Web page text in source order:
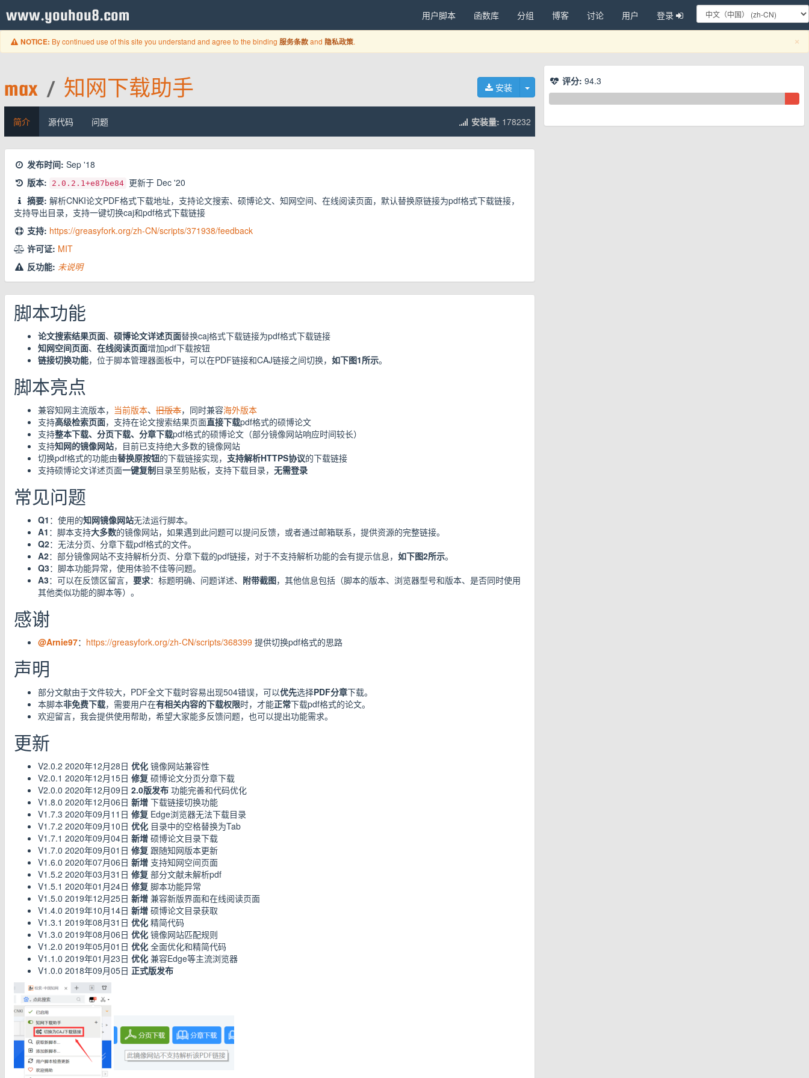
www.youhou8.com 用户脚本 函数库 分组 博客 讨论 用户 登录
×
NOTICE: By continued use of this site you understand and agree to the binding 服务条款and 隐私政策.
安装 切换下拉菜单
max / 知网下载助手
简介 源代码 问题 安装量: 178232
发布时间: Sep '18
版本:
2.0.2.1+e87be84 更新于 Dec '20
摘要: 解析CNKI论文PDF格式下载地址，支持论文搜索、硕博论文、知网空间、在线阅读页面，默认替换原链接为pdf格式下载链接，
支持导出目录，支持一键切换caj和pdf格式下载链接
支持: https://greasyfork.org/zh-CN/scripts/371938/feedback
许可证: MIT
反功能: 未说明
脚本功能
论文搜索结果页面、 硕博论文详述页面替换caj格式下载链接为pdf格式下载链接
知网空间页面、 在线阅读页面增加pdf下载按钮
链接切换功能，位于脚本管理器面板中，可以在PDF链接和CAJ链接之间切换， 如下图1所示。
脚本亮点
兼容知网主流版本， 当前版本、 旧版本，同时兼容海外版本
支持高级检索页面，支持在论文搜索结果页面直接下载pdf格式的硕博论文
支持整本下载、分页下载、分章下载pdf格式的硕博论文（部分镜像网站响应时间较长）
支持知网的镜像网站，目前已支持绝大多数的镜像网站
切换pdf格式的功能由替换原按钮的下载链接实现， 支持解析HTTPS协议的下载链接
支持硕博论文详述页面一键复制目录至剪贴板，支持下载目录， 无需登录
常见问题
Q1 ：使用的知网镜像网站无法运行脚本。
A1 ：脚本支持大多数的镜像网站，如果遇到此问题可以提问反馈，或者通过邮箱联系，提供资源的完整链接。
Q2：无法分页、分章下载pdf格式的文件。
A2：部分镜像网站不支持解析分页、分章下载的pdf链接，对于不支持解析功能的会有提示信息， 如下图2所示。
Q3：脚本功能异常，使用体验不佳等问题。
A3：可以在反馈区留言， 要求：标题明确、问题详述、 附带截图，其他信息包括（脚本的版本、浏览器型号和版本、是否同时使用
其他类似功能的脚本等）。
感谢
@Arnie97： https://greasyfork.org/zh-CN/scripts/368399 提供切换pdf格式的思路
声明
部分文献由于文件较大，PDF全文下载时容易出现504错误，可以优先选择PDF分章下载。
本脚本非免费下载，需要用户在有相关内容的下载权限时，才能正常下载pdf格式的论文。
欢迎留言，我会提供使用帮助，希望大家能多反馈问题，也可以提出功能需求。
更新
V2.0.2 2020年12月28日 优化 镜像网站兼容性
V2.0.1 2020年12月15日 修复 硕博论文分页分章下载
V2.0.0 2020年12月09日 2.0版发布 功能完善和代码优化
V1.8.0 2020年12月06日 新增 下载链接切换功能
V1.7.3 2020年09月11日 修复 Edge浏览器无法下载目录
V1.7.2 2020年09月10日 优化 目录中的空格替换为Tab
V1.7.1 2020年09月04日 新增 硕博论文目录下载
V1.7.0 2020年09月01日 修复 跟随知网版本更新
V1.6.0 2020年07月06日 新增 支持知网空间页面
V1.5.2 2020年03月31日 修复 部分文献未解析pdf
V1.5.1 2020年01月24日 修复 脚本功能异常
V1.5.0 2019年12月25日 新增 兼容新版界面和在线阅读页面
V1.4.0 2019年10月14日 新增 硕博论文目录获取
V1.3.1 2019年08月31日 优化 精简代码
V1.3.0 2019年08月06日 优化 镜像网站匹配规则
V1.2.0 2019年05月01日 优化 全面优化和精简代码
V1.1.0 2019年01月23日 优化 兼容Edge等主流浏览器
V1.0.0 2018年09月05日 正式版发布
评分: 94.3